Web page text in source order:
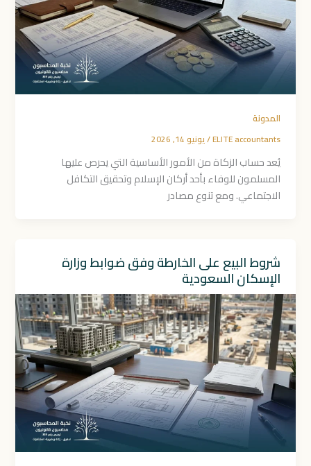
المدونة
ELITE accountants
/يونيو 14, 2026
يُعد حساب الزكاة من الأمور الأساسية التي يحرص عليها
المسلمون للوفاء بأحد أركان الإسلام وتحقيق التكافل
الاجتماعي. ومع تنوع مصادر
شروط البيع على الخارطة وفق ضوابط وزارة
الإسكان السعودية